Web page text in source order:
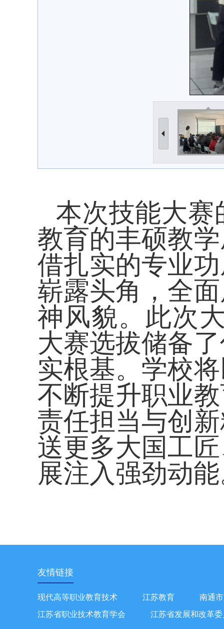
本次技能大赛
教育的丰硕教
借扎实的专业
崭露头角，全
神风貌。此次
大赛选拔储备
实根基。学校
不断提升职业
责任担当与创
送更多大国工
展注入强劲动
友情链接
现代高等职业教育技术 江苏教育
南通
江苏省职业技术教育学会
江苏省发展和改革